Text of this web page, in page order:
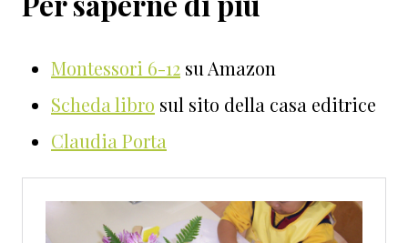
Montessori 6-12 su Amazon
Scheda libro sul sito della casa editrice
Claudia Porta